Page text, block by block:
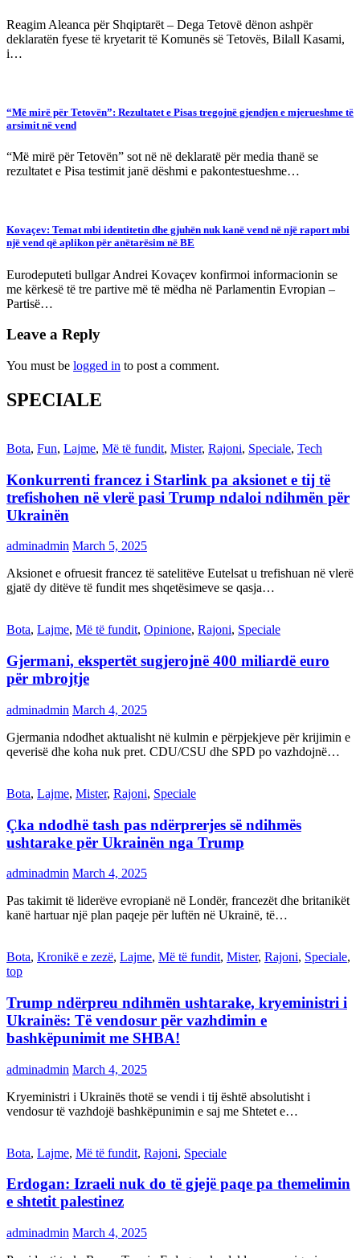
Reagim Aleanca për Shqiptarët – Dega Tetovë dënon ashpër
deklaratën fyese të kryetarit të Komunës së Tetovës, Bilall Kasami,
i…
“Më mirë për Tetovën”: Rezultatet e Pisas tregojnë gjendjen e mjerueshme të
arsimit në vend
“Më mirë për Tetovën” sot në në deklaratë për media thanë se
rezultatet e Pisa testimit janë dëshmi e pakontestueshme…
Kovaçev: Temat mbi identitetin dhe gjuhën nuk kanë vend në një raport mbi
një vend që aplikon për anëtarësim në BE
Eurodeputeti bullgar Andrei Kovaçev konfirmoi informacionin se
me kërkesë të tre partive më të mëdha në Parlamentin Evropian –
Partisë…
Leave a Reply
You must be logged in to post a comment.
SPECIALE
Bota, Fun, Lajme, Më të fundit, Mister, Rajoni, Speciale, Tech
Konkurrenti francez i Starlink pa aksionet e tij të
trefishohen në vlerë pasi Trump ndaloi ndihmën për
Ukrainën
adminadmin March 5, 2025
Aksionet e ofruesit francez të satelitëve Eutelsat u trefishuan në vlerë
gjatë dy ditëve të fundit mes shqetësimeve se qasja…
Bota, Lajme, Më të fundit, Opinione, Rajoni, Speciale
Gjermani, ekspertët sugjerojnë 400 miliardë euro
për mbrojtje
adminadmin March 4, 2025
Gjermania ndodhet aktualisht në kulmin e përpjekjeve për krijimin e
qeverisë dhe koha nuk pret. CDU/CSU dhe SPD po vazhdojnë…
Bota, Lajme, Mister, Rajoni, Speciale
Çka ndodhë tash pas ndërprerjes së ndihmës
ushtarake për Ukrainën nga Trump
adminadmin March 4, 2025
Pas takimit të liderëve evropianë në Londër, francezët dhe britanikët
kanë hartuar një plan paqeje për luftën në Ukrainë, të…
Bota, Kronikë e zezë, Lajme, Më të fundit, Mister, Rajoni, Speciale,
top
Trump ndërpreu ndihmën ushtarake, kryeministri i
Ukrainës: Të vendosur për vazhdimin e
bashkëpunimit me SHBA!
adminadmin March 4, 2025
Kryeministri i Ukrainës thotë se vendi i tij është absolutisht i
vendosur të vazhdojë bashkëpunimin e saj me Shtetet e…
Bota, Lajme, Më të fundit, Rajoni, Speciale
Erdogan: Izraeli nuk do të gjejë paqe pa themelimin
e shtetit palestinez
adminadmin March 4, 2025